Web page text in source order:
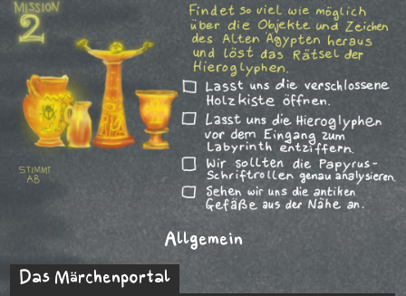
Allgemein
Beitragsnavigation
Das Märchenportal